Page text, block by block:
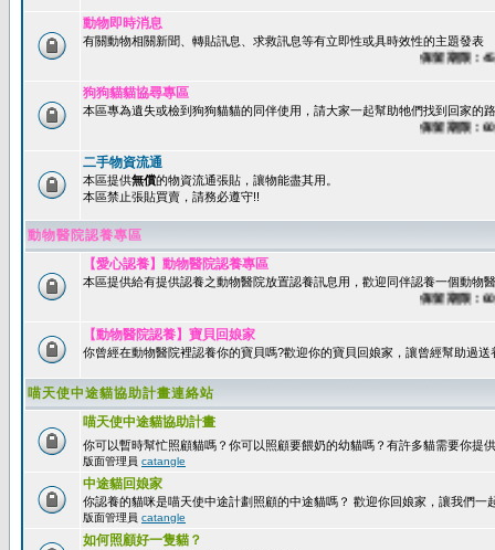
動物即時消息
有關動物相關新聞、轉貼訊息、求救訊息等有立即性或具時效性的主題發表
保留期限：45天
狗狗貓貓協尋專區
本區專為遺失或檢到狗狗貓貓的同伴使用，請大家一起幫助牠們找到回家的
保留期限：60天
二手物資流通
本區提供無償的物資流通張貼，讓物能盡其用。
本區禁止張貼買賣，請務必遵守!!
動物醫院認養專區
【愛心認養】動物醫院認養專區
本區提供給有提供認養之動物醫院放置認養訊息用，歡迎同伴認養一個動物
保留期限：60天
【動物醫院認養】寶貝回娘家
你曾經在動物醫院裡認養你的寶貝嗎?歡迎你的寶貝回娘家，讓曾經幫助過
喵天使中途貓協助計畫連絡站
喵天使中途貓協助計畫
你可以暫時幫忙照顧貓嗎？你可以照顧要餵奶的幼貓嗎？有許多貓需要你提
版面管理員 catangle
中途貓回娘家
你認養的貓咪是喵天使中途計劃照顧的中途貓嗎？ 歡迎你回娘家，讓我們一
版面管理員 catangle
如何照顧好一隻貓？